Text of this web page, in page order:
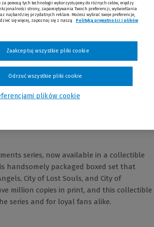
series, now available in a collectible
handsomely packaged boxed set that
City of Lost Souls, and City of
million copies in print, and this collectible
series and for loyal fans alike.
pomocą tych technologii wykorzystujemy do różnych celów, między
strony, zapamiętywania Twoich preferencji, wyświetlania
najbardziej przydatnych reklam. Możesz wybrać swoje preferencje,
się więcej, zapoznaj się z naszą
Polityką prywatności i plików
plików cookie
Odrzuć wszystkie pliki cookie
Zaakceptuj wszystkie pliki cookie